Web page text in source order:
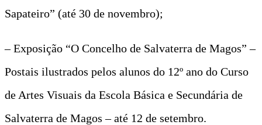
Sapateiro” (até 30 de novembro);
– Exposição “O Concelho de Salvaterra de Magos” –
Postais ilustrados pelos alunos do 12º ano do Curso
de Artes Visuais da Escola Básica e Secundária de
Salvaterra de Magos – até 12 de setembro.